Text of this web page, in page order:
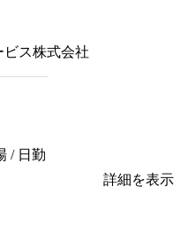
ビス株式会社
/ 日勤
詳細を表示